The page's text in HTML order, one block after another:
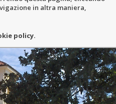
in altra maniera,
policy.